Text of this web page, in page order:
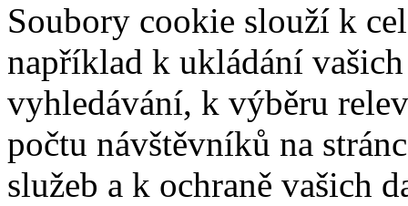
Soubory cookie slouží k
například k ukládání
vyhledávání, k výběru
počtu návštěvníků na
služeb a k ochraně vašich